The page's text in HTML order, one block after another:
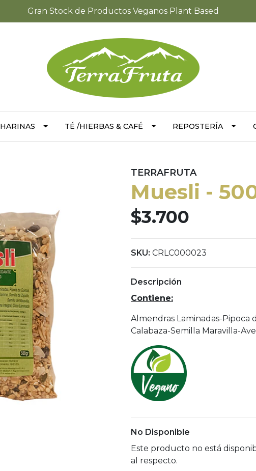
Gran Stock de Productos Veganos Plant Based
HARINAS TÉ /HIERBAS & CAFÉ REPOSTERÍA
TERRAFRUTA
Muesli -
$3.700
SKU: CRLC000023
Descripción
Contiene:
Almendras Laminadas-Pipoca
Calabaza-Semilla Maravilla-
No Disponible
Este producto no está
al respecto.